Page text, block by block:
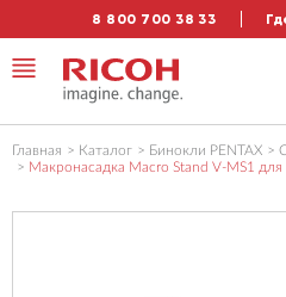
8 800 700 38 33
Главная Каталог Бинокли PENTAX
Макронасадка Macro Stand V-MS1